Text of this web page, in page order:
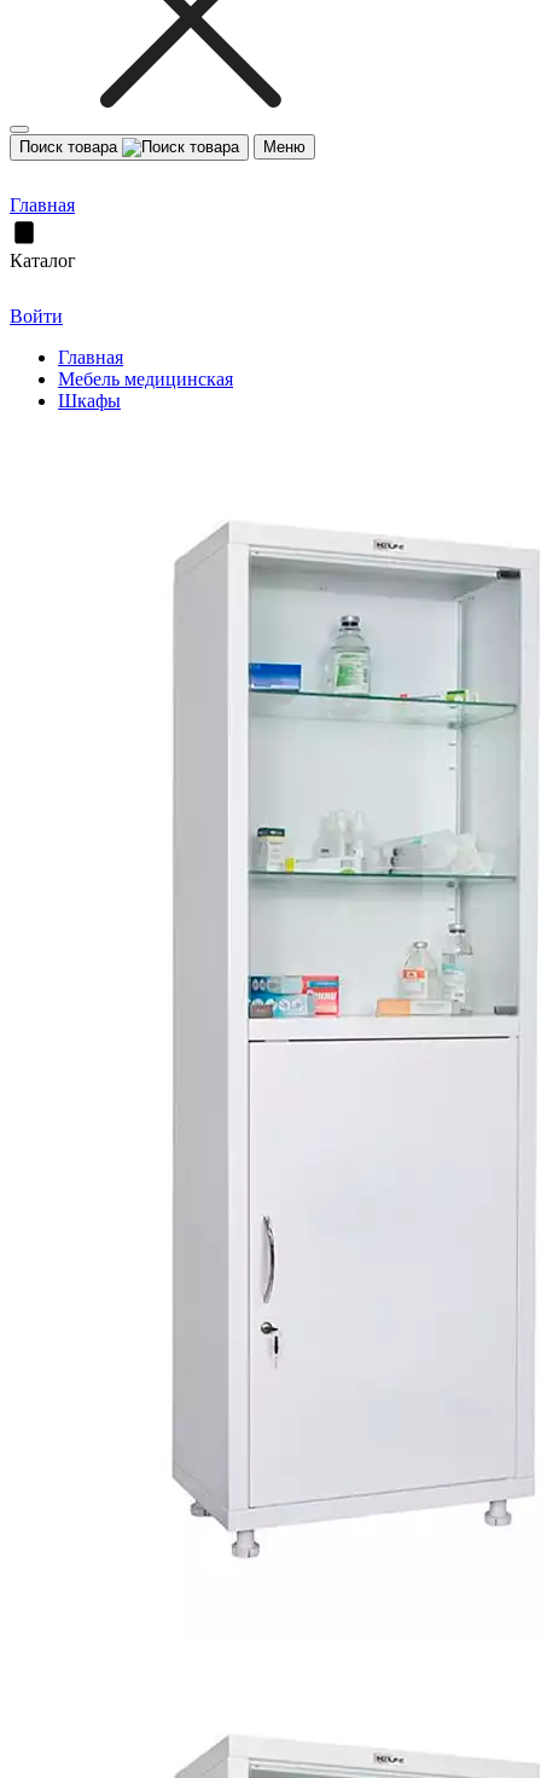
Поиск товара Меню
Главная
Каталог
Войти
Главная
Мебель медицинская
Шкафы